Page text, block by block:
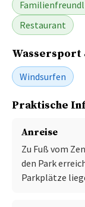
Restaurant
Wassersport
Windsurfen
Praktische
Anreise
Zu Fuß vom
den Park
Parkplätze